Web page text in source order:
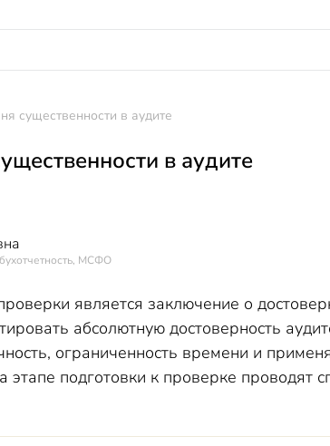
существенности в аудите
в аудите
МСФО
является заключение о
абсолютную достоверность
ограниченность времени и
подготовки к проверке проводят